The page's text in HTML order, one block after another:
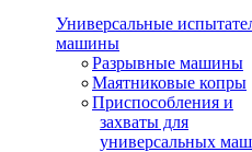
Универсальные
машины
Разрывные машины
Маятниковые копры
Приспособления и
захваты для
универсальных